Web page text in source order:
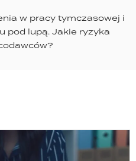
w pracy tymczasowej i
pod lupą. Jakie ryzyka